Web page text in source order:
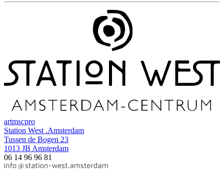
artmscpro
Station West .Amsterdam
Tussen de Bogen 23
1013 JB Amsterdam
06 14 96 96 81